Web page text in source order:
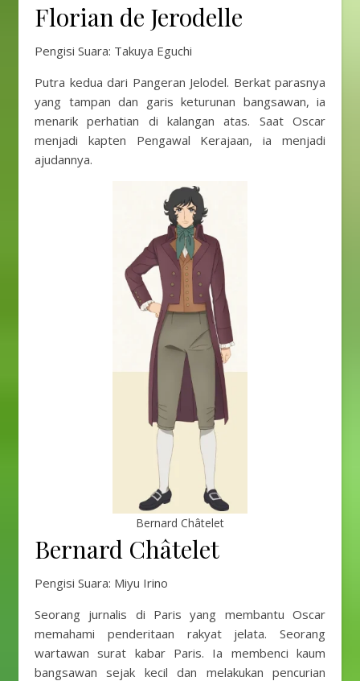
Florian de Jerodelle
Pengisi Suara: Takuya Eguchi
Putra kedua dari Pangeran Jelodel. Berkat parasnya
yang tampan dan garis keturunan bangsawan, ia
menarik perhatian di kalangan atas. Saat Oscar
menjadi kapten Pengawal Kerajaan, ia menjadi
ajudannya.
Bernard Châtelet
Bernard Châtelet
Pengisi Suara: Miyu Irino
Seorang jurnalis di Paris yang membantu Oscar
memahami penderitaan rakyat jelata. Seorang
wartawan surat kabar Paris. Ia membenci kaum
bangsawan sejak kecil dan melakukan pencurian